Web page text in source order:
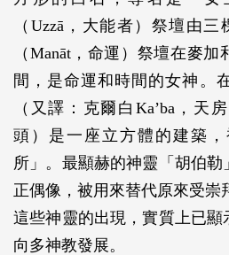
（Uzzā，大能者）祭壇由
（Manāt，命運）祭壇在麥加
間，是命運和時間的女神。
（又譯：克爾白Ka’ba，天
頭）是一座立方體的建築
所」。最顯赫的神靈「胡伯
正偶像，被用來替代原來受崇
這些神靈的出現，實質上已
向多神教發展。